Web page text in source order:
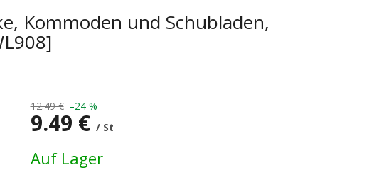
Kommoden und Schubladen,
12.49 € –24 %
9.49 € / St
Auf Lager